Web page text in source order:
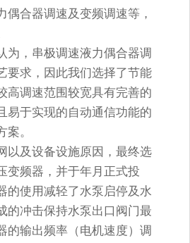
偶合器调速及变频调速等，
，串极调速液力偶合器调
要求，因此我们选择了节能
高调速范围较宽具有完善的
易于实现的自动通信功能的
。
及设备设施原因，最终选
变频器，并于年月正式投
的使用减轻了水泵启停及水
的冲击保持水泵出口阀门最
的输出频率（电机速度）调